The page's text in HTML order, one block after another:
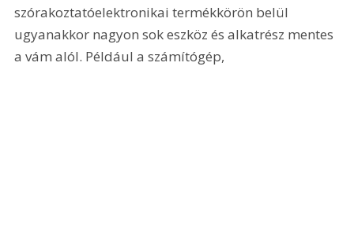
szórakoztatóelektronikai termékkörön belül
ugyanakkor nagyon sok eszköz és alkatrész mentes
a vám alól. Például a számítógép,